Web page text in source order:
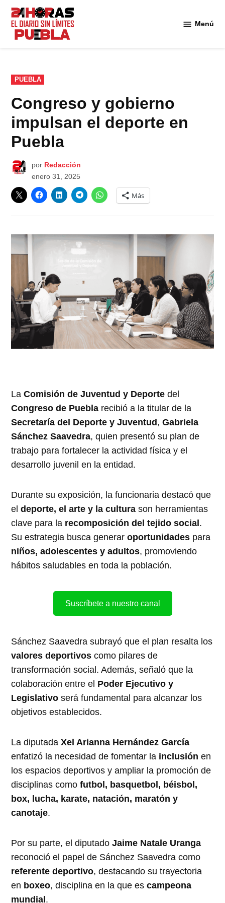
Saltar
contenido
Menú
PUBLICADO
EN
PUEBLA
Congreso y gobierno
impulsan el deporte en
Puebla
por Redacción
enero 31, 2025
Más
LaComisión de Juventud y Deporte del
Congreso de Puebla recibió a la titular de la
Secretaría del Deporte y Juventud,Gabriela
Sánchez Saavedra, quien presentó su plan de
trabajo para fortalecer la actividad física y el
desarrollo juvenil en la entidad.
Durante su exposición, la funcionaria destacó que
eldeporte, el arte y la cultura son herramientas
clave para la recomposición del tejido social.
Su estrategia busca generaroportunidades para
niños, adolescentes y adultos, promoviendo
hábitos saludables en toda la población.
Suscríbete a nuestro canal
Sánchez Saavedra subrayó que el plan resalta los
valores deportivos como pilares de
transformación social. Además, señaló que la
colaboración entre el Poder Ejecutivo y
Legislativo será fundamental para alcanzar los
objetivos establecidos.
La diputadaXel Arianna Hernández García
enfatizó la necesidad de fomentar la inclusión en
los espacios deportivos y ampliar la promoción de
disciplinas comofutbol, basquetbol, béisbol,
box, lucha, karate, natación, maratón y
canotaje.
Por su parte, el diputadoJaime Natale Uranga
reconoció el papel de Sánchez Saavedra como
referente deportivo, destacando su trayectoria
en boxeo, disciplina en la que escampeona
mundial.